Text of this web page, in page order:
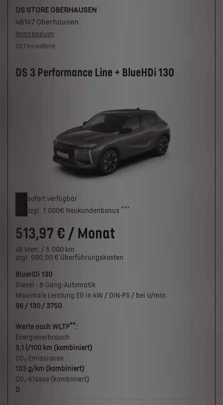
30,1 km entfernt
DS 3 Performance Line + BlueHDi 130
sofort verfügbar
zzgl. 1.000€ Neukunden­bonus ***
513,97 € / Monat
48 Mon. / 5.000 km
zzgl. 990,00 € Überführungskosten
DS STORE OBERHAUSEN
46147 Oberhausen
Impressum
BlueHDi 130
Diesel - 8-Gang-Automatik
Maximale Leistung EG in kW / DIN-PS / bei U/min
96 / 130 / 3750
Werte nach WLTP**:
Energieverbrauch
5,1 l/100 km (kombiniert)
CO₂-Emissionen
133 g/km (kombiniert)
CO₂-Klasse (kombiniert)
D